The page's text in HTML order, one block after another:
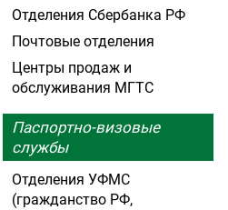
Отделения Сбербанка РФ
Почтовые отделения
Центры продаж и
обслуживания МГТС
Паспортно-визовые
службы
Отделения УФМС
(гражданство РФ,